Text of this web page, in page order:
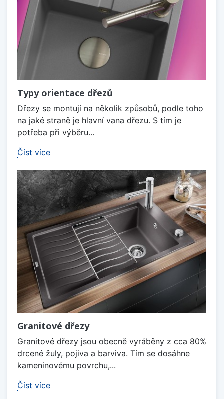
Typy orientace dřezů
Dřezy se montují na několik způsobů, podle toho
na jaké straně je hlavní vana dřezu. S tím je
potřeba při výběru...
Číst více
Granitové dřezy
Granitové dřezy jsou obecně vyráběny z cca 80%
drcené žuly, pojiva a barviva. Tím se dosáhne
kameninovému povrchu,...
Číst více